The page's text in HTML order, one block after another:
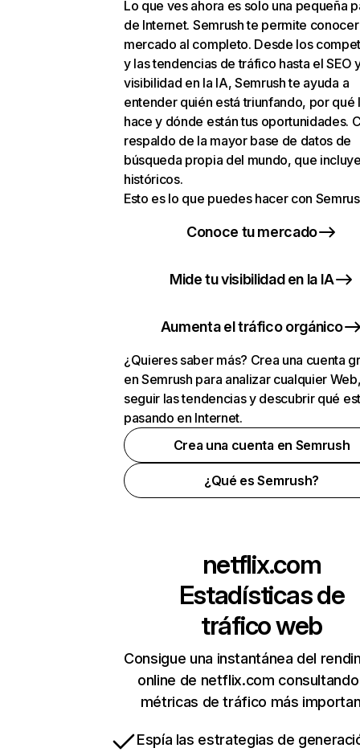
Lo que ves ahora es solo una pequeña
de Internet. Semrush te permite
mercado al completo. Desde los
y las tendencias de tráfico hasta el SEO
visibilidad en la IA, Semrush te ayuda a
entender quién está triunfando, por qué
hace y dónde están tus oportunidades.
respaldo de la mayor base de datos de
búsqueda propia del mundo, que
históricos.
Esto es lo que puedes hacer con
Conoce tu mercado
Mide tu visibilidad en la IA
Aumenta el tráfico orgánico
¿Quieres saber más? Crea una cuenta
en Semrush para analizar cualquier
seguir las tendencias y descubrir qué
pasando en Internet.
Crea una cuenta en Semrush
¿Qué es Semrush?
netflix.com
Estadísticas de
tráfico web
Consigue una instantánea del
online de netflix.com
métricas de tráfico más
Espía las estrategias de